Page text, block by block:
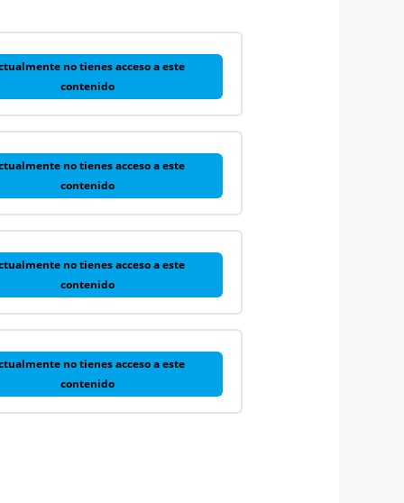
no tienes acceso a este
contenido
no tienes acceso a este
contenido
no tienes acceso a este
contenido
no tienes acceso a este
contenido